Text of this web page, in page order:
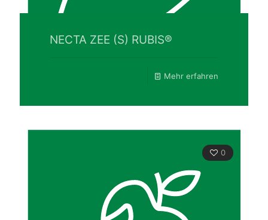
NECTA ZEE (S) RUBIS®
Mehr erfahren
0